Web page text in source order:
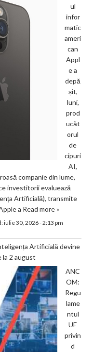
ul
infor
matic
ameri
can
Appl
e a
depă
șit,
luni,
prod
ucăt
orul
de
cipuri
AI,
companie din lume,
investitorii evaluează
Artificială), transmite
a Read more »
iulie 30, 2026 - 2:13 pm
Artificială devine
la 2 august
ANC
OM:
Regu
lame
ntul
UE
privin
d